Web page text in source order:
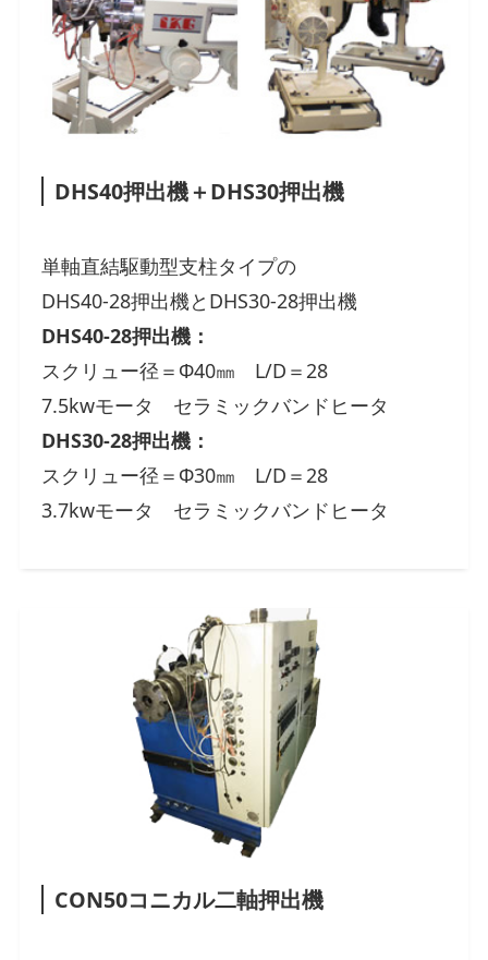
DHS40押出機＋DHS30押出機
単軸直結駆動型支柱タイプの
DHS40-28押出機とDHS30-28押出機
DHS40-28押出機：
スクリュー径＝Φ40㎜ L/D＝28
7.5kwモータ セラミックバンドヒータ
DHS30-28押出機：
スクリュー径＝Φ30㎜ L/D＝28
3.7kwモータ セラミックバンドヒータ
CON50コニカル二軸押出機